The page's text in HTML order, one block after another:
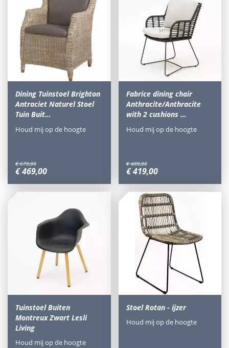
Dining Tuinstoel Brighton
Antraciet Naturel Stoel
Tuin Buit…
€ 679,00
€469,00
Houd mij op de hoogte
Fabrice dining chair
Anthracite/Anthracite
with 2 cushions …
€ 489,00
€ 419,00
Houd mij op de hoogte
Tuinstoel Buiten
Montreux Zwart Lesli
Living
Houd mij op de hoogte
Stoel Rotan - ijzer
Houd mij op de hoogte